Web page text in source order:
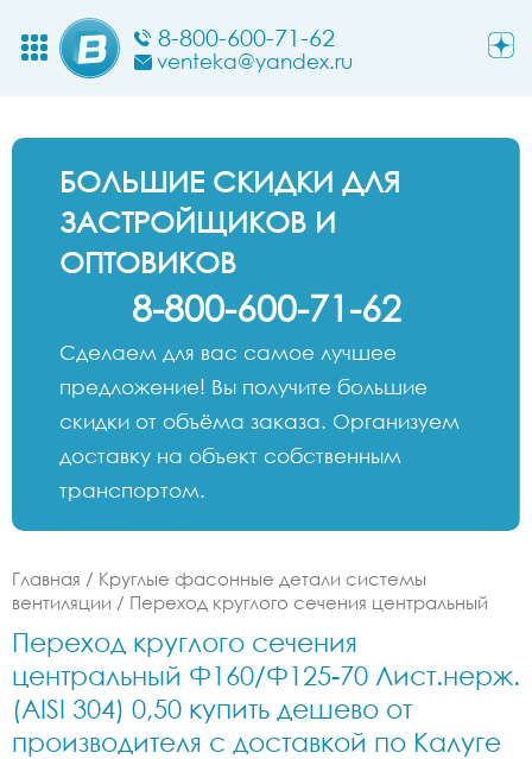
8-800-600-71-62
venteka@yandex.ru
БОЛЬШИЕ СКИДКИ ДЛЯ
ЗАСТРОЙЩИКОВ И
ОПТОВИКОВ
8-800-600-71-62
Сделаем для вас самое лучшее
предложение! Вы получите большие
скидки от объёма заказа. Организуем
доставку на объект собственным
транспортом.
Главная / Круглые фасонные детали системы
вентиляции / Переход круглого сечения центральный
Переход круглого сечения
центральный Ф160/Ф125-70 Лист.нерж.
(AISI 304) 0,50 купить дешево от
производителя с доставкой по Калуге